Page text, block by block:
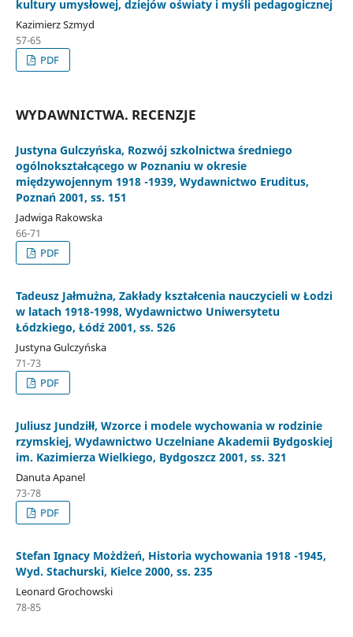
kultury umysłowej, dziejów oświaty i myśli pedagogicznej
Kazimierz Szmyd
57-65
PDF
WYDAWNICTWA. RECENZJE
Justyna Gulczyńska, Rozwój szkolnictwa średniego
ogólnokształcącego w Poznaniu w okresie
międzywojennym 1918 -1939, Wydawnictwo Eruditus,
Poznań 2001, ss. 151
Jadwiga Rakowska
66-71
PDF
Tadeusz Jałmużna, Zakłady kształcenia nauczycieli w Łodzi
w latach 1918-1998, Wydawnictwo Uniwersytetu
Łódzkiego, Łódź 2001, ss. 526
Justyna Gulczyńska
71-73
PDF
Juliusz Jundziłł, Wzorce i modele wychowania w rodzinie
rzymskiej, Wydawnictwo Uczelniane Akademii Bydgoskiej
im. Kazimierza Wielkiego, Bydgoszcz 2001, ss. 321
Danuta Apanel
73-78
PDF
Stefan Ignacy Możdżeń, Historia wychowania 1918 -1945,
Wyd. Stachurski, Kielce 2000, ss. 235
Leonard Grochowski
78-85